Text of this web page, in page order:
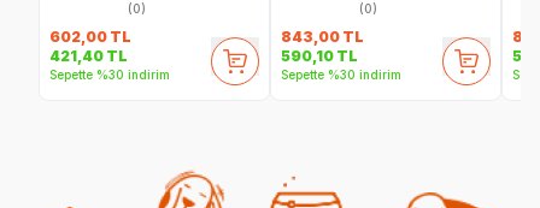
(0)
602,00 TL
421,40 TL
Sepette %30 indirim
(0)
843,00 TL
590,10 TL
Sepette %30 indirim